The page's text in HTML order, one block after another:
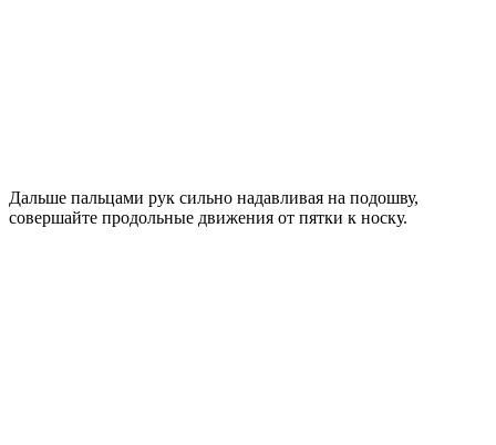
Дальше пальцами рук сильно надавливая на подошву,
совершайте продольные движения от пятки к носку.